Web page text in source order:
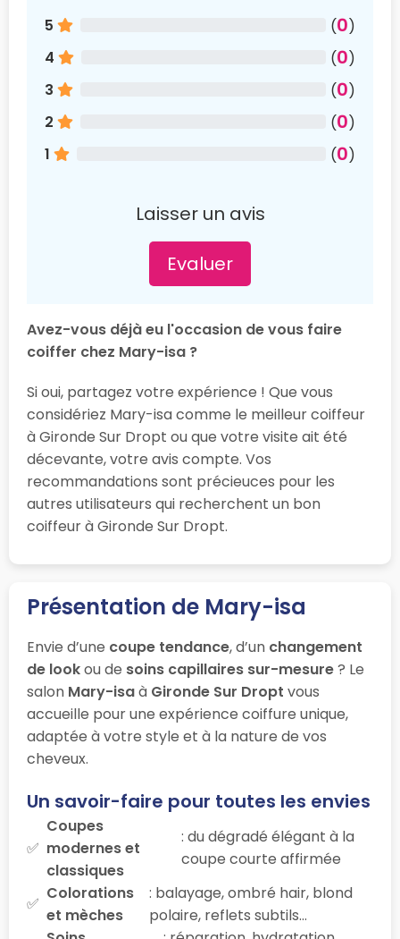
5 (0)
4
(0)
3
(0)
2
(0)
1
(0)
Laisser un avis
Evaluer
Avez-vous déjà eu l'occasion de vous faire
coiffer chez Mary-isa ?
Si oui, partagez votre expérience ! Que vous
considériez Mary-isa comme le meilleur coiffeur
à Gironde Sur Dropt ou que votre visite ait été
décevante, votre avis compte. Vos
recommandations sont précieuces pour les
autres utilisateurs qui recherchent un bon
coiffeur à Gironde Sur Dropt.
Présentation de Mary-isa
Envie d’une coupe tendance, d’un changement
de lookou de soins capillaires sur-mesure? Le
salon Mary-isaà Gironde Sur Dropt vous
accueille pour une expérience coiffure unique,
adaptée à votre style et à la nature de vos
cheveux.
Un savoir-faire pour toutes les envies
Coupes
modernes et
classiques
: du dégradé élégant à la
coupe courte affirmée
Colorations
et mèches
: balayage, ombré hair, blond
polaire, reflets subtils…